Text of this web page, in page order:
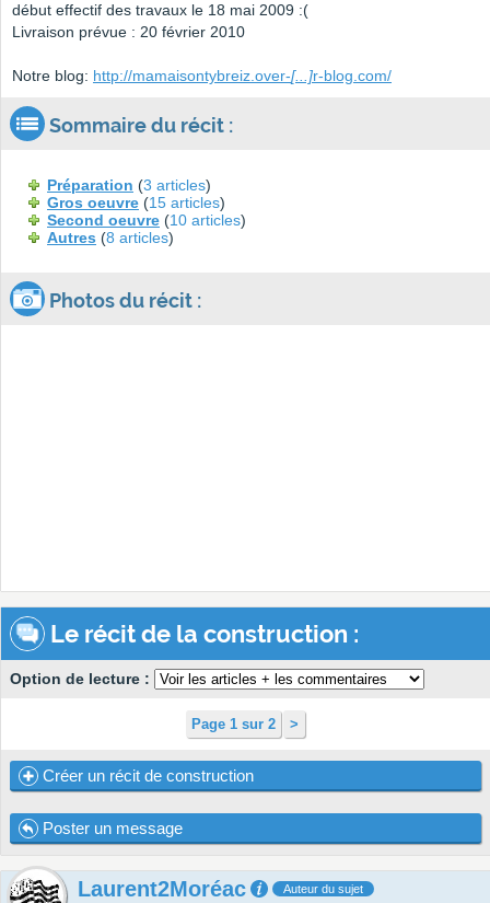
début effectif des travaux le 18 mai 2009 :(
Livraison prévue : 20 février 2010
Notre blog: http://mamaisontybreiz.over-[...]r-blog.com/
Sommaire du récit :
Préparation (3 articles)
Gros oeuvre (15 articles)
Second oeuvre (10 articles)
Autres (8 articles)
Photos du récit :
Le récit de la construction :
Option de lecture :
Page 1 sur 2 >
Créer un récit de construction
Poster un message
Laurent2Moréac Auteur du sujet